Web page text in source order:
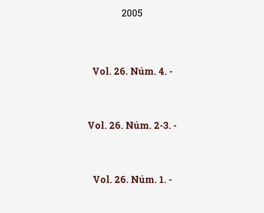
2005
Vol. 26. Núm. 4. -
Vol. 26. Núm. 2-3. -
Vol. 26. Núm. 1. -